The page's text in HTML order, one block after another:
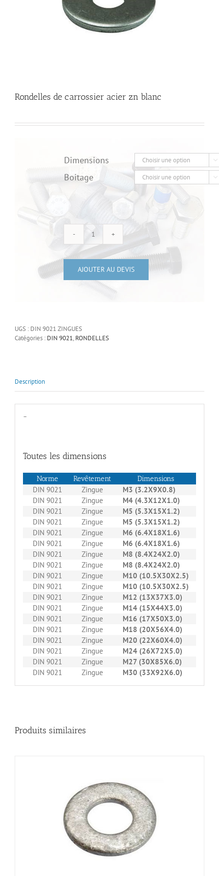
Rondelles de carrossier acier zn blanc
Dimensions 
Boitage 
quantité
Rondelles
de
carrossier
AJOUTER AU DEVIS
UGS : DIN 9021 ZINGUES
Catégories : DIN 9021, RONDELLES
Description
–
Toutes les dimensions
Norme Revêtement Dimensions
DIN 9021 Zingue M3 (3.2X9X0.8)
DIN 9021
Zingue M4 (4.3X12X1.0)
DIN 9021
Zingue M5 (5.3X15X1.2)
DIN 9021
Zingue M5 (5.3X15X1.2)
DIN 9021
Zingue M6 (6.4X18X1.6)
DIN 9021
Zingue M6 (6.4X18X1.6)
DIN 9021
Zingue M8 (8.4X24X2.0)
DIN 9021
Zingue M8 (8.4X24X2.0)
DIN 9021
Zingue M10 (10.5X30X2.5)
DIN 9021
Zingue M10 (10.5X30X2.5)
DIN 9021
Zingue M12 (13X37X3.0)
DIN 9021
Zingue M14 (15X44X3.0)
DIN 9021
Zingue M16 (17X50X3.0)
DIN 9021
Zingue M18 (20X56X4.0)
DIN 9021
Zingue M20 (22X60X4.0)
DIN 9021
Zingue M24 (26X72X5.0)
DIN 9021
Zingue M27 (30X85X6.0)
DIN 9021
Zingue M30 (33X92X6.0)
Produits similaires